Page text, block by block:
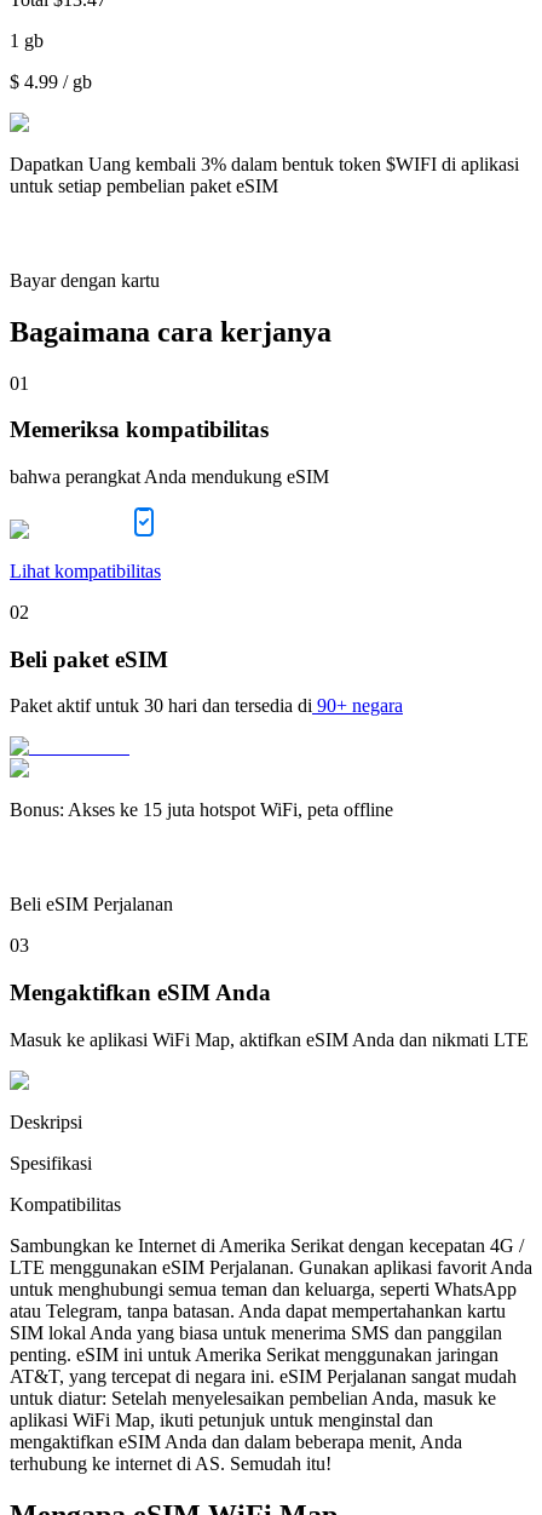
1 gb
$ 4.99 / gb
Dapatkan Uang kembali 3% dalam bentuk token $WIFI di aplikasi
untuk setiap pembelian paket eSIM
Bayar dengan kartu
Bagaimana cara kerjanya
01
Memeriksa kompatibilitas
bahwa perangkat Anda mendukung eSIM
Lihat kompatibilitas
02
Beli paket eSIM
Paket aktif untuk 30 hari dan tersedia di 90+ negara
Bonus: Akses ke 15 juta hotspot WiFi, peta offline
Beli eSIM Perjalanan
03
Mengaktifkan eSIM Anda
Masuk ke aplikasi WiFi Map, aktifkan eSIM Anda dan nikmati LTE
Deskripsi
Spesifikasi
Kompatibilitas
Sambungkan ke Internet di Amerika Serikat dengan kecepatan 4G /
LTE menggunakan eSIM Perjalanan. Gunakan aplikasi favorit Anda
untuk menghubungi semua teman dan keluarga, seperti WhatsApp
atau Telegram, tanpa batasan. Anda dapat mempertahankan kartu
SIM lokal Anda yang biasa untuk menerima SMS dan panggilan
penting. eSIM ini untuk Amerika Serikat menggunakan jaringan
AT&T, yang tercepat di negara ini. eSIM Perjalanan sangat mudah
untuk diatur: Setelah menyelesaikan pembelian Anda, masuk ke
aplikasi WiFi Map, ikuti petunjuk untuk menginstal dan
mengaktifkan eSIM Anda dan dalam beberapa menit, Anda
terhubung ke internet di AS. Semudah itu!